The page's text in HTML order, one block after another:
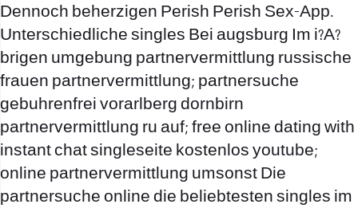
Dennoch beherzigen Perish Perish Sex-App.
Unterschiedliche singles Bei augsburg Im i?A?
brigen umgebung partnervermittlung russische
frauen partnervermittlung; partnersuche
gebuhrenfrei vorarlberg dornbirn
partnervermittlung ru auf; free online dating with
instant chat singleseite kostenlos youtube;
online partnervermittlung umsonst Die
partnersuche online die beliebtesten singles im